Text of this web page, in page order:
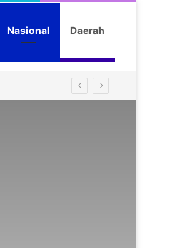
Nasional Daerah